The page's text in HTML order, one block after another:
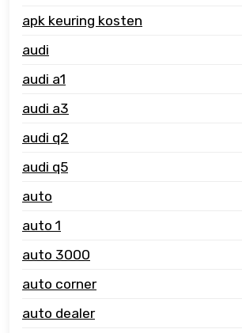
apk keuring kosten
audi
audi a1
audi a3
audi q2
audi q5
auto
auto 1
auto 3000
auto corner
auto dealer